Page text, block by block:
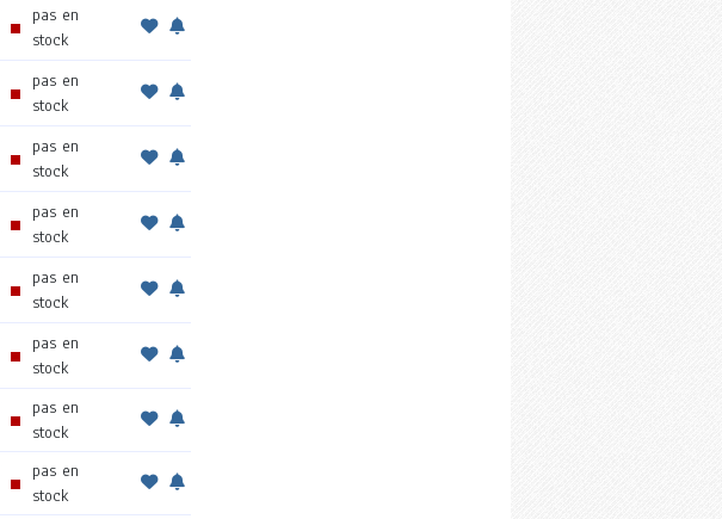
pas en
stock
pas en
stock
pas en
stock
pas en
stock
pas en
stock
pas en
stock
pas en
stock
pas en
stock